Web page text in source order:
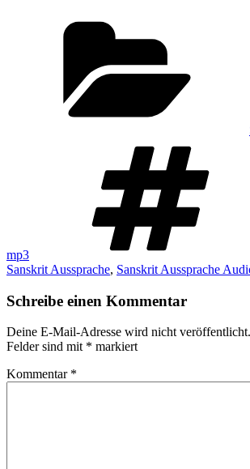
mp3
Sanskrit Aussprache, Sanskrit Aussprache
Schreibe einen Kommentar
Deine E-Mail-Adresse wird nicht veröffentlicht.
Felder sind mit * markiert
Kommentar *